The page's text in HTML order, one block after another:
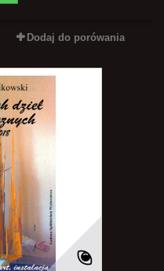
Dodaj do porówania